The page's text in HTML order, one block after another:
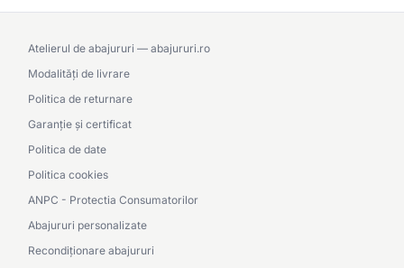
Atelierul de abajururi — abajururi.ro
Modalități de livrare
Politica de returnare
Garanție și certificat
Politica de date
Politica cookies
ANPC - Protectia Consumatorilor
Abajururi personalizate
Recondiționare abajururi